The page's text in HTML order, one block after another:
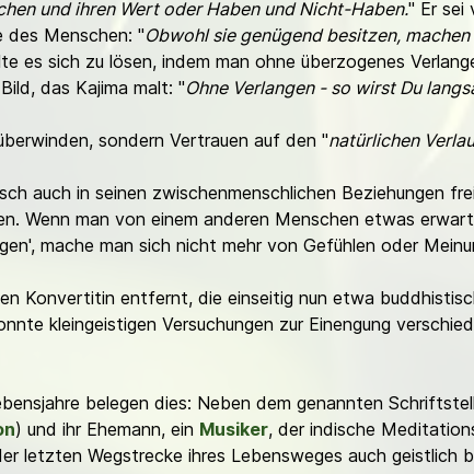
und ihren Wert oder Haben und Nicht-Haben." Er sei
des Menschen: "Obwohl sie genügend besitzen,
es sich zu lösen, indem man ohne überzogenes
das Kajima malt: "Ohne Verlangen - so wirst Du
sondern Vertrauen auf den "natürlichen
auch in seinen zwischenmenschlichen Beziehungen
Wenn man von einem anderen Menschen etwas
mache man sich nicht mehr von Gefühlen oder
Konvertitin entfernt, die einseitig nun etwa
kleingeistigen Versuchungen zur Einengung
belegen dies: Neben dem genannten
) und ihr Ehemann, ein Musiker, der indische
letzten Wegstrecke ihres Lebensweges auch geistlich